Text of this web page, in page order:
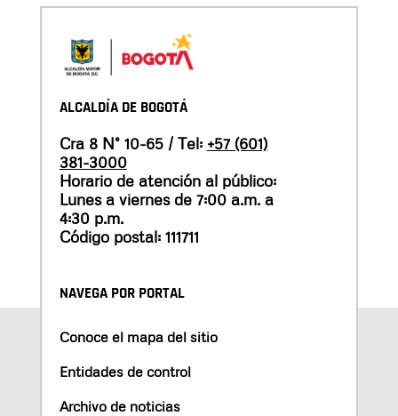
ALCALDÍA DE BOGOTÁ
Cra 8 N° 10-65 / Tel: +57 (601)
381-3000
Horario de atención al público:
Lunes a viernes de 7:00 a.m. a
4:30 p.m.
Código postal: 111711
NAVEGA POR PORTAL
Conoce el mapa del sitio
Entidades de control
Archivo de noticias